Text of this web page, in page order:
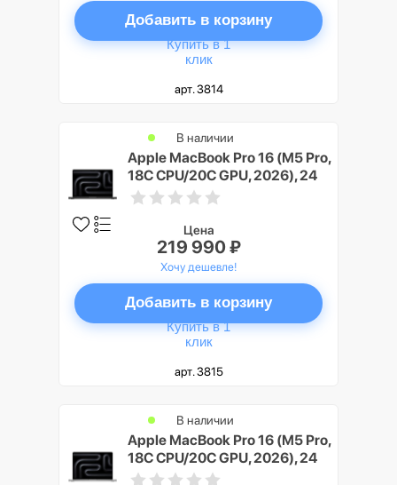
Добавить в корзину
Купить в 1
клик
арт. 3814
Apple MacBook Pro 16 (M5 Pro,
18C CPU/20C GPU, 2026), 24
ГБ, 1 ТБ SSD, Черный космос
В наличии
Цена
219 990 ₽
Хочу дешевле!
Добавить в корзину
Купить в 1
клик
арт. 3815
Apple MacBook Pro 16 (M5 Pro,
18C CPU/20C GPU, 2026), 24
ГБ, 2 ТБ SSD, Серебристый
В наличии